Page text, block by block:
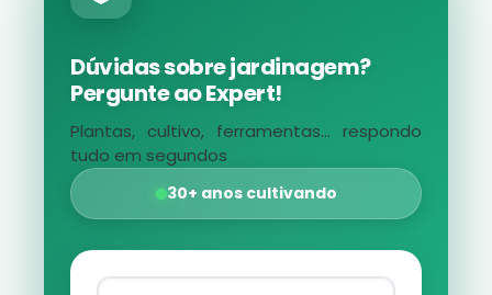
Dúvidas sobre jardinagem?
Pergunte ao Expert!
Plantas, cultivo, ferramentas... respondo
tudo em segundos
30+ anos cultivando